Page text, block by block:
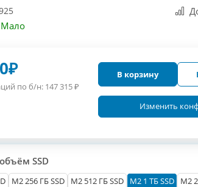
₽
по б/н: 147 315₽
В корзину
Изменить
SSD
M2 256 ГБ SSD M2 512 ГБ SSD M2 1 ТБ SSD M2